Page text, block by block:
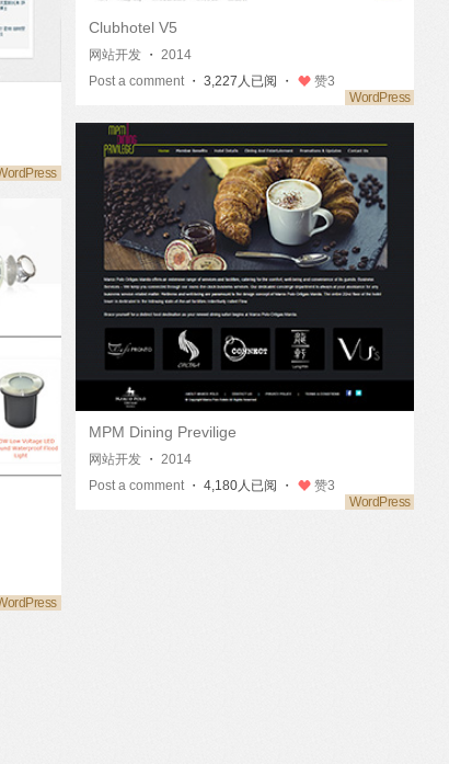
Clubhotel V5
网站开发 ・ 2014
Post a comment・ 3,227人已阅 ・ 赞3
MPM Dining Previlige
网站开发 ・ 2014
Post a comment・ 4,180人已阅 ・ 赞3